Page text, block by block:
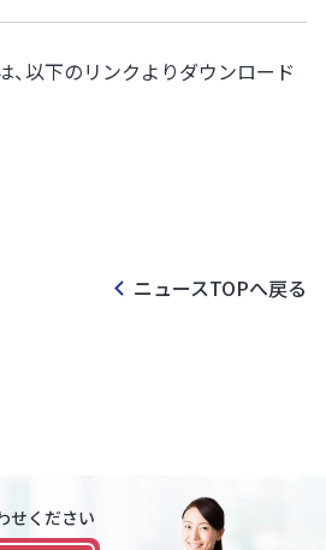
、以下のリンクよりダウンロード
ニュースTOPへ戻る
せください